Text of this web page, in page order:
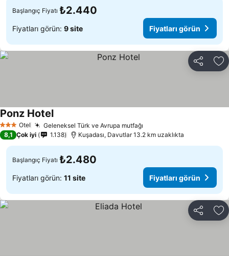
Başlangıç Fiyatı ₺2.440
Fiyatları görün: 9 site Fiyatları görün
Paylaş
3 YıldızOtel Geleneksel Türk ve Avrupa mutfağı
Ponz HotelFiyatları görün
8,1 Çok iyi 1.138 Kuşadası, Davutlar 13.2 km uzaklıkta
Başlangıç Fiyatı ₺2.480
Fiyatları görün: 11 site Fiyatları görün
Paylaş